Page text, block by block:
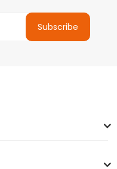
Subscribe